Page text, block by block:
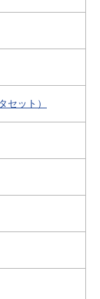
セット）